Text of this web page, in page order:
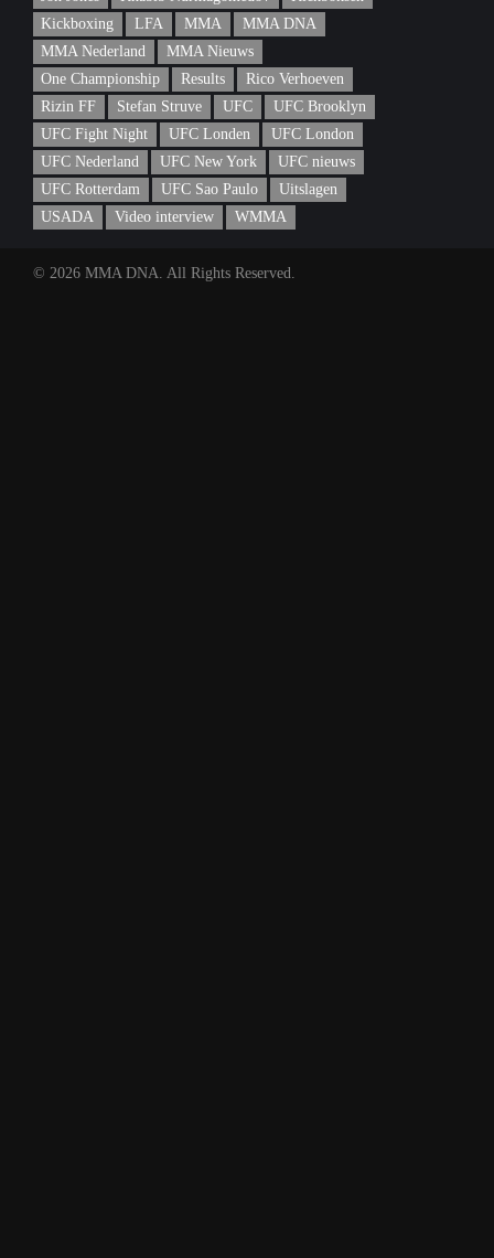
Kickboxing
LFA MMA
MMA DNA
MMA Nederland
MMA Nieuws
One Championship
Results
Rico Verhoeven
Rizin FF
Stefan Struve UFC
UFC Brooklyn
UFC Fight Night
UFC Londen
UFC London
UFC Nederland
UFC New York
UFC nieuws
UFC Rotterdam
UFC Sao Paulo
Uitslagen
USADA
Video interview WMMA
© 2026 MMA DNA. All Rights Reserved.